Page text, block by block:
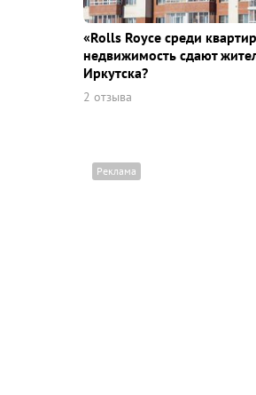
«Rolls Royce среди
недвижимость сдают
Иркутска?
2 отзыва